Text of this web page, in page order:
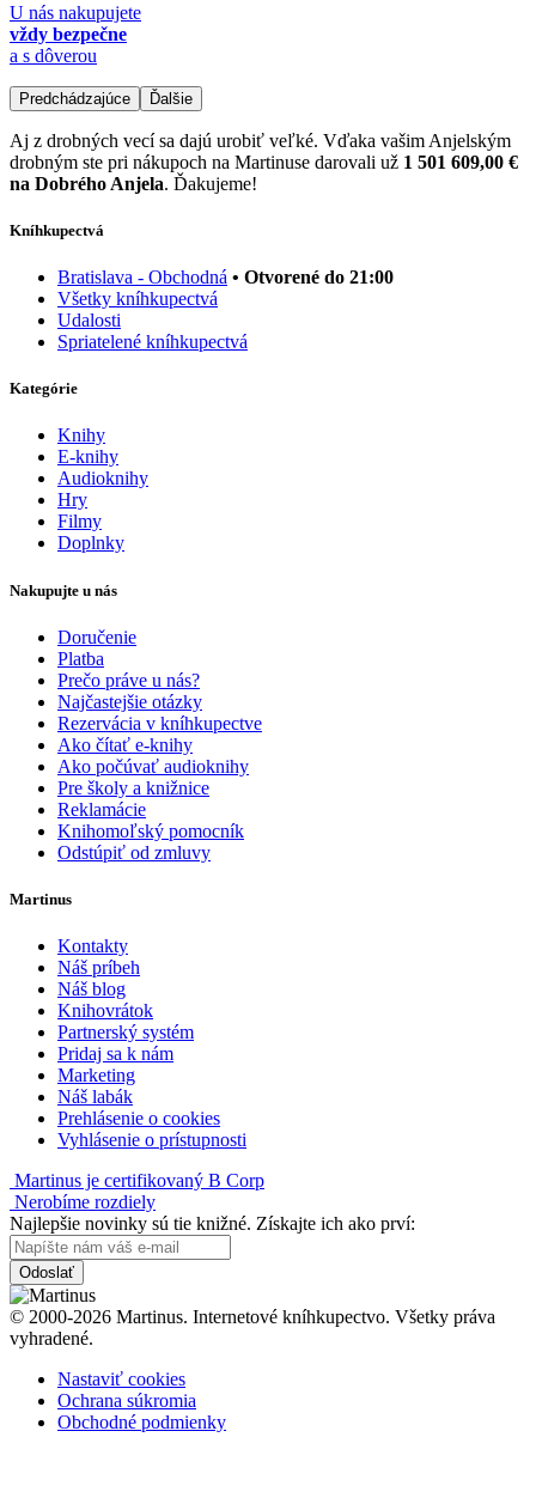
U nás nakupujete
vždy bezpečne
a s dôverou
Predchádzajúce Ďalšie
Aj z drobných vecí sa dajú urobiť veľké. Vďaka vašim Anjelským
drobným ste pri nákupoch na Martinuse darovali už 1 501 609,00 €
na Dobrého Anjela. Ďakujeme!
Kníhkupectvá
Bratislava - Obchodná • Otvorené do 21:00
Všetky kníhkupectvá
Udalosti
Spriatelené kníhkupectvá
Kategórie
Knihy
E-knihy
Audioknihy
Hry
Filmy
Doplnky
Nakupujte u nás
Doručenie
Platba
Prečo práve u nás?
Najčastejšie otázky
Rezervácia v kníhkupectve
Ako čítať e-knihy
Ako počúvať audioknihy
Pre školy a knižnice
Reklamácie
Knihomoľský pomocník
Odstúpiť od zmluvy
Martinus
Kontakty
Náš príbeh
Náš blog
Knihovrátok
Partnerský systém
Pridaj sa k nám
Marketing
Náš labák
Prehlásenie o cookies
Vyhlásenie o prístupnosti
Martinus je certifikovaný B Corp
Nerobíme rozdiely
Najlepšie novinky sú tie knižné. Získajte ich ako prví:
Odoslať
© 2000-2026 Martinus. Internetové kníhkupectvo. Všetky práva
vyhradené.
Nastaviť cookies
Ochrana súkromia
Obchodné podmienky